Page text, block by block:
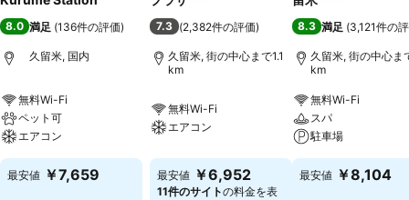
8.0 満足 (136件の評価)
久留米, 国内
無料Wi-Fi
ペット可
エアコン
最安値 ￥7,659
7.3 (2,382件の評価)
久留米, 街の中心まで1.1
km
無料Wi-Fi
エアコン
最安値 ￥6,952
11件のサイトの料金を表
8.3 満足 (3,121件の
久留米, 街の中心ま
km
無料Wi-Fi
スパ
駐車場
最安値 ￥8,104